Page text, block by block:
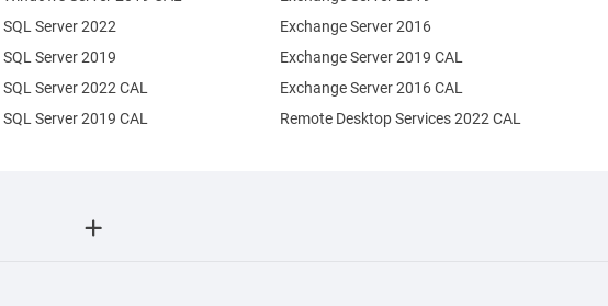
Exchange Server 2016
SQL Server 2022
SQL Server 2019
SQL Server 2022 CAL
SQL Server 2019 CAL
Remote Desktop Services 2022 CAL
Exchange Server 2019 CAL
Exchange Server 2016 CAL